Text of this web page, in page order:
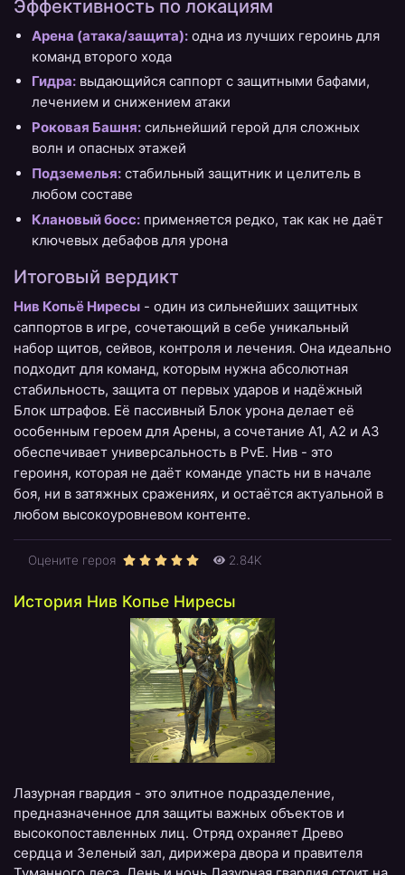
Эффективность по локациям
Арена (атака/защита): одна из лучших героинь для
команд второго хода
Гидра: выдающийся саппорт с защитными бафами,
лечением и снижением атаки
Роковая Башня: сильнейший герой для сложных
волн и опасных этажей
Подземелья: стабильный защитник и целитель в
любом составе
Клановый босс: применяется редко, так как не даёт
ключевых дебафов для урона
Итоговый вердикт
Нив Копьё Ниресы - один из сильнейших защитных
саппортов в игре, сочетающий в себе уникальный
набор щитов, сейвов, контроля и лечения. Она идеально
подходит для команд, которым нужна абсолютная
стабильность, защита от первых ударов и надёжный
Блок штрафов. Её пассивный Блок урона делает её
особенным героем для Арены, а сочетание А1, А2 и А3
обеспечивает универсальность в PvE. Нив - это
героиня, которая не даёт команде упасть ни в начале
боя, ни в затяжных сражениях, и остаётся актуальной в
любом высокоуровневом контенте.
Оцените героя 2.84K
История Нив Копье Ниресы
Лазурная гвардия - это элитное подразделение,
предназначенное для защиты важных объектов и
высокопоставленных лиц. Отряд охраняет Древо
сердца и Зеленый зал, дирижера двора и правителя